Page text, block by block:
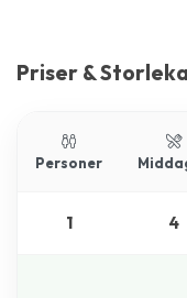
Priser &
Personer
1 4